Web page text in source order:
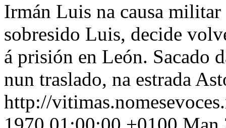
Irmán Luis na causa militar
sobresido Luis, decide
á prisión en León. Sacado
nun traslado, na estrada
http://